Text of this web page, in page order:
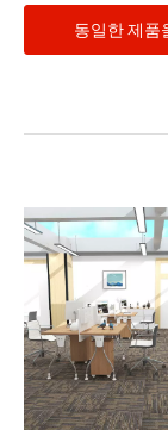
동일한 제품